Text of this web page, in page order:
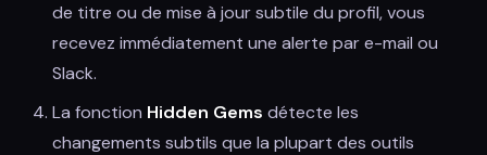
de titre ou de mise à jour subtile du profil, vous
recevez immédiatement une alerte par e-mail ou
Slack.
La fonction Hidden Gems détecte les
changements subtils que la plupart des outils